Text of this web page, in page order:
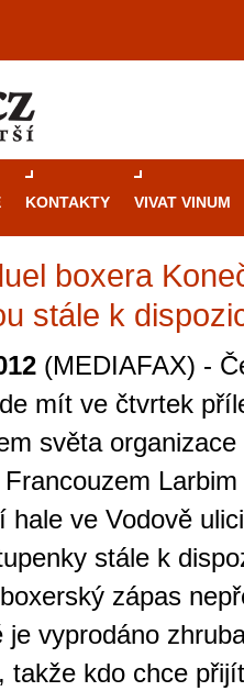
KONTAKTY VIVAT VINUM
boxera
stále k
(MEDIAFAX) -
mít ve čtvrtek
světa
hale ve Vodově
stále k
zápas
vyprodáno
takže kdo chce
Průvodce
Brně: Od
Brno je
zajímavé
restaurace,
kde si
hry. V
širokou nabídku her
jak pro pravidelné